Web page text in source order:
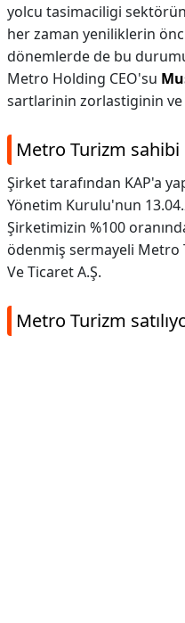
yolcu tasimaciligi
her zaman yeniliklerin
dönemlerde de bu
Metro Holding CEO'su
sartlarinin zorlastiginin
Metro Turizm
Şirket tarafından KAP'a
Yönetim Kurulu'nun
Şirketimizin %100
ödenmiş sermayeli Metro
Ve Ticaret A.Ş.
Metro Turizm